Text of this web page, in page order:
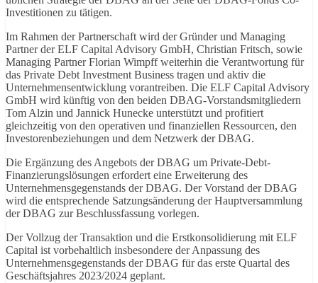
Investitionen zu tätigen.
Im Rahmen der Partnerschaft wird der Gründer und Managing
Partner der ELF Capital Advisory GmbH, Christian Fritsch, sowie
Managing Partner Florian Wimpff weiterhin die Verantwortung für
das Private Debt Investment Business tragen und aktiv die
Unternehmensentwicklung vorantreiben. Die ELF Capital Advisory
GmbH wird künftig von den beiden DBAG-Vorstandsmitgliedern
Tom Alzin und Jannick Hunecke unterstützt und profitiert
gleichzeitig von den operativen und finanziellen Ressourcen, den
Investorenbeziehungen und dem Netzwerk der DBAG.
Die Ergänzung des Angebots der DBAG um Private-Debt-
Finanzierungslösungen erfordert eine Erweiterung des
Unternehmensgegenstands der DBAG. Der Vorstand der DBAG
wird die entsprechende Satzungsänderung der Hauptversammlung
der DBAG zur Beschlussfassung vorlegen.
Der Vollzug der Transaktion und die Erstkonsolidierung mit ELF
Capital ist vorbehaltlich insbesondere der Anpassung des
Unternehmensgegenstands der DBAG für das erste Quartal des
Geschäftsjahres 2023/2024 geplant.